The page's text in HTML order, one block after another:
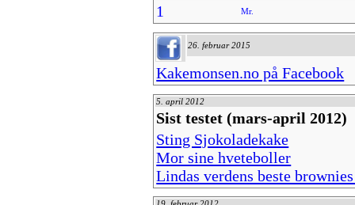
1
Mr.
26. februar 2015
Kakemonsen.no på Facebook
5. april 2012
Sist testet (mars-april 2012)
Sting Sjokoladekake
Mor sine hveteboller
Lindas verdens beste